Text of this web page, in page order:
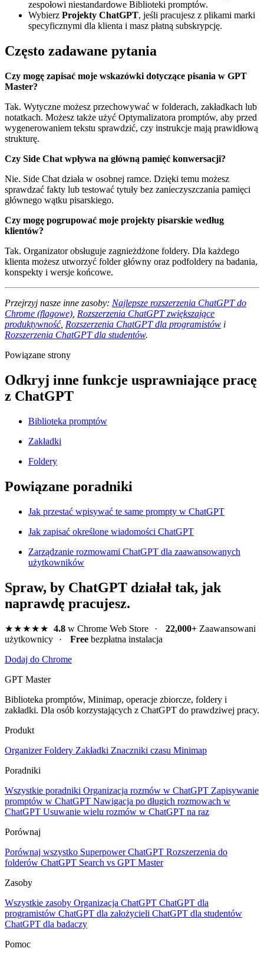
zespołowi niestandardowe Biblioteki promptów.
Wybierz Projekty ChatGPT, jeśli pracujesz z plikami marki
specyficznymi dla klienta i masz płatną subskrypcję.
Często zadawane pytania
Czy mogę zapisać moje wskazówki dotyczące pisania w GPT
Master?
Tak. Wytyczne możesz przechowywać w folderach, zakładkach lub
notatkach. Możesz także użyć Optymalizatora promptów, aby przed
wygenerowaniem tekstu sprawdzić, czy instrukcje mają prawidłową
strukturę.
Czy Side Chat wpływa na główną pamięć konwersacji?
Nie. Side Chat działa w osobnej ramce. Dzięki temu możesz
sprawdzać fakty lub testować tytuły bez zanieczyszczania pamięci
głównego wątku pisarskiego.
Czy mogę pogrupować moje projekty pisarskie według
klientów?
Tak. Organizator obsługuje zagnieżdżone foldery. Dla każdego
klienta możesz utworzyć folder główny oraz podfoldery na badania,
konspekty i wersje końcowe.
Przejrzyj nasze inne zasoby: Najlepsze rozszerzenia ChatGPT do
Chrome (flagowe) Rozszerzenia ChatGPT zwiększające
produktywność, Rozszerzenia ChatGPT dla programistów i
Rozszerzenia ChatGPT dla studentów.
Powiązane strony
Odkryj inne funkcje usprawniające pracę
z ChatGPT
Biblioteka promptów
Zakładki
Foldery
Powiązane poradniki
Jak przestać wpisywać te same prompty w ChatGPT
Jak zapisać określone wiadomości ChatGPT
Zarządzanie rozmowami ChatGPT dla zaawansowanych
użytkowników
Spraw, by ChatGPT działał tak, jak
naprawdę pracujesz.
★★★★★ 4.8w Chrome Web Store · 22,000+Zaawansowani
użytkownicy
· Free bezpłatna instalacja
Dodaj do Chrome
GPT Master
Biblioteka promptów, Minimap, operacje zbiorcze, foldery i
zakładki. Dla osób korzystających z ChatGPT do prawdziwej pracy.
Produkt
OrganizerFoldery Zakładki Znaczniki czasu Minimap
Poradniki
Wszystkie poradniki Organizacja rozmów w ChatGPT Zapisywanie
promptów w ChatGPT Nawigacja po długich rozmowach w
ChatGPT Usuwanie wielu rozmów w ChatGPT na raz
Porównaj
Porównaj wszystko Superpower ChatGPT Rozszerzenia do
folderów ChatGPT Search vs GPT Master
Zasoby
Wszystkie zasoby Organizacja ChatGPT ChatGPT dla
programistów ChatGPT dla założycieli ChatGPT dla studentów
ChatGPT dla badaczy
Pomoc